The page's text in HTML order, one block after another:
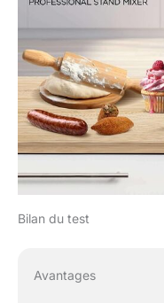
Bilan du test
Avantages